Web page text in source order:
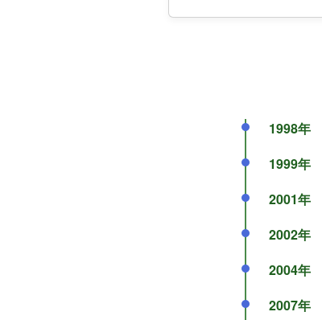
1998年
1999年
2001年
2002年
2004年
2007年